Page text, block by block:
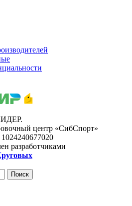
центр «СибСпорт»
разработчиками
Поиск